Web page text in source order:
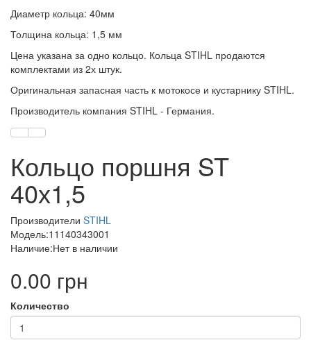
Диаметр кольца: 40мм
Толщина кольца: 1,5 мм
Цена указана за одно кольцо. Кольца STIHL продаются
комплектами из 2х штук.
Оригинальная запасная часть к мотокосе и кустарнику STIHL.
Производитель компания STIHL - Германия.
Кольцо поршня ST
40х1,5
Производители STIHL
Модель:11140343001
Наличие:Нет в наличии
0.00 грн
Количество